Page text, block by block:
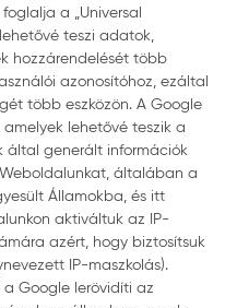
a „Universal
teszi adatok,
hozzárendelését több
azonosítóhoz, ezáltal
több eszközön. A Google
lehetővé teszik a
által generált információk
általában a
Államokba, és itt
aktiváltuk az IP-
azért, hogy biztosítsuk
IP-maszkolás).
Google lerövidíti az